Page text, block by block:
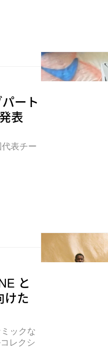
ート
表
表チー
と
けた
ックな
レクシ